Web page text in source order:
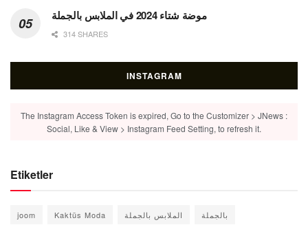
موضة شتاء 2024 في الملابس بالجملة
314 SHARES
INSTAGRAM
The Instagram Access Token is expired, Go to the Customizer > JNews :
Social, Like & View > Instagram Feed Setting, to refresh it.
Etiketler
joom Kaktüs Moda الملابس بالجملة بالجملة